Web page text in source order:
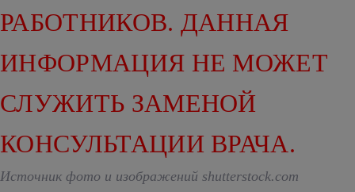
РАБОТНИКОВ. ДАННАЯ
ИНФОРМАЦИЯ НЕ МОЖЕТ
СЛУЖИТЬ ЗАМЕНОЙ
КОНСУЛЬТАЦИИ ВРАЧА.
Источник фото и изображений shutterstock.com